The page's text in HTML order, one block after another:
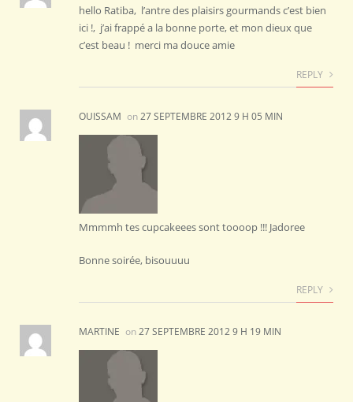
hello Ratiba, l’antre des plaisirs gourmands c’est bien
ici !, j’ai frappé a la bonne porte, et mon dieux que
c’est beau ! merci ma douce amie
REPLY
OUISSAM on27 SEPTEMBRE 2012 9 H 05 MIN
Mmmmh tes cupcakeees sont toooop !!! Jadoree
Bonne soirée, bisouuuu
REPLY
MARTINE on27 SEPTEMBRE 2012 9 H 19 MIN